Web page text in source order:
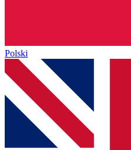
Polski